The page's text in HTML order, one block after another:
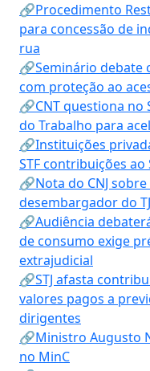
🔗Procedimento
para concessão de
rua
🔗Seminário debate
com proteção ao
🔗CNT questiona no
do Trabalho para
🔗Instituições
STF contribuições ao
🔗Nota do CNJ
desembargador do
🔗Audiência
de consumo exige
extrajudicial
🔗STJ afasta
valores pagos a
dirigentes
🔗Ministro Augusto
no MinC